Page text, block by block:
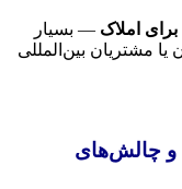
برای املاک — بسیار
یا مشتریان بین‌المللی
و چالش‌های